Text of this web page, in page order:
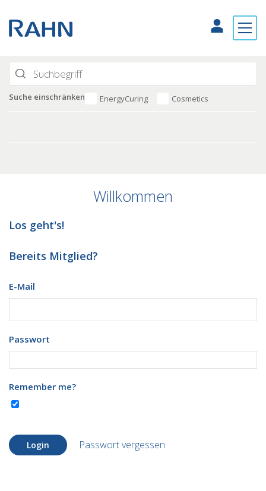
Suche einschränken EnergyCuring Cosmetics
Willkommen
Los geht's!
Bereits Mitglied?
E-Mail
Passwort
Remember me?
Login Passwort vergessen